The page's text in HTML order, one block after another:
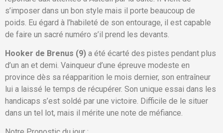
s’imposer dans un bon style mais il porte beaucoup de
poids. Eu égard à l’habileté de son entourage, il est capable
de faire un sacré numéro s’il prend les devants.
Hooker de Brenus (9) a été écarté des pistes pendant plus
d’un an et demi. Vainqueur d’une épreuve modeste en
province dès sa réapparition le mois dernier, son entraîneur
lui a laissé le temps de récupérer. Son unique essai dans les
handicaps s’est soldé par une victoire. Difficile de le situer
dans un tel lot, mais il mérite une note de méfiance.